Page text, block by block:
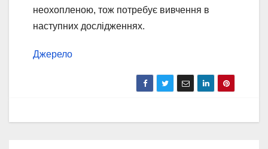
неохопленою, тож потребує вивчення в
наступних дослідженнях.
Джерело